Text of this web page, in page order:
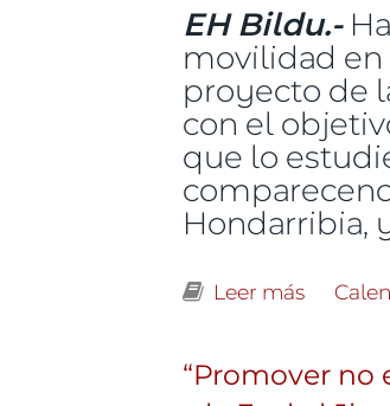
EH Bildu.-
movilidad en
proyecto de
con el
que lo
Hondarribia,
Leer más sobre
“Promover no